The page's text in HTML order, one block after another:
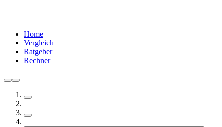
Home
Vergleich
Ratgeber
Rechner